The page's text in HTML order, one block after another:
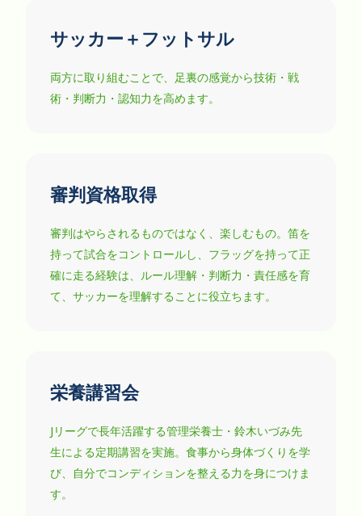
サッカー＋フットサル
両方に取り組むことで、足裏の感覚から技術・戦
術・判断力・認知力を高めます。
審判資格取得
審判はやらされるものではなく、楽しむもの。笛を
持って試合をコントロールし、フラッグを持って正
確に走る経験は、ルール理解・判断力・責任感を育
て、サッカーを理解することに役立ちます。
栄養講習会
Jリーグで長年活躍する管理栄養士・鈴木いづみ先
生による定期講習を実施。食事から身体づくりを学
び、自分でコンディションを整える力を身につけま
す。